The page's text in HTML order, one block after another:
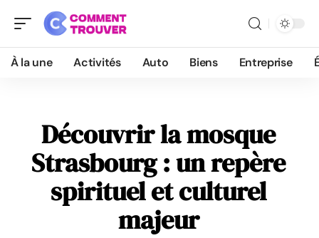
À la une Activités Auto Biens Entreprise
Découvrir la mosque
Strasbourg : un repère
spirituel et culturel
majeur